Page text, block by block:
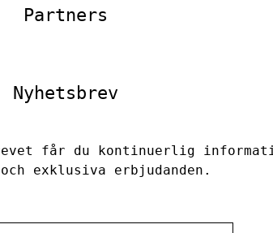
Partners
Nyhetsbrev
får du kontinuerlig
och exklusiva erbjudanden.